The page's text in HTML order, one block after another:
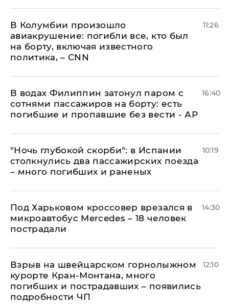
В Колумбии произошло
авиакрушение: погибли все, кто был
на борту, включая известного
политика, – CNN
11:26
В водах Филиппин затонул паром с
сотнями пассажиров на борту: есть
погибшие и пропавшие без вести - АР
16:40
"Ночь глубокой скорби": в Испании
столкнулись два пассажирских поезда
– много погибших и раненых
10:19
Под Харьковом кроссовер врезался в
микроавтобус Mercedes – 18 человек
пострадали
14:30
Взрыв на швейцарском горнолыжном
курорте Кран-Монтана, много
погибших и пострадавших – появились
подробности ЧП
12:10